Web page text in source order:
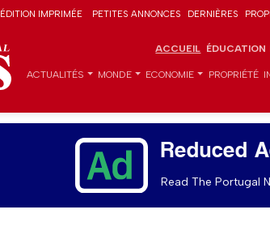
ÉDITION IMPRIMÉE PETITES ANNONCES DERNIÈRES
ACCUEIL ÉDUCATION
ACTUALITÉS MONDE ECONOMIE PROPRIÉTÉ
Reduced
Read The Portugal